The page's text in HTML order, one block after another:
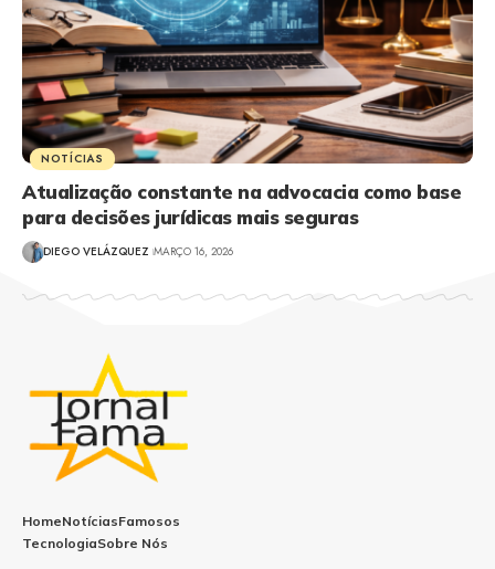
NOTÍCIAS
Atualização constante na advocacia como base
para decisões jurídicas mais seguras
DIEGO VELÁZQUEZ MARÇO 16, 2026
HomeNotíciasFamosos
TecnologiaSobre Nós